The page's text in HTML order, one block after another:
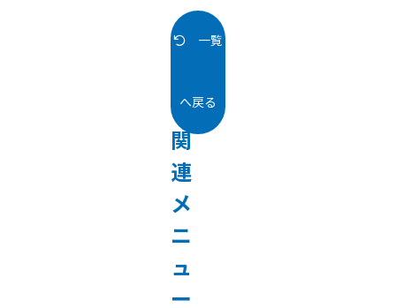
一覧
へ戻る
関
連
メ
ニ
ュ
ー